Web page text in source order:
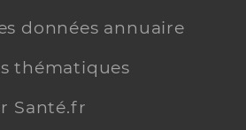
données annuaire
thématiques
Santé.fr